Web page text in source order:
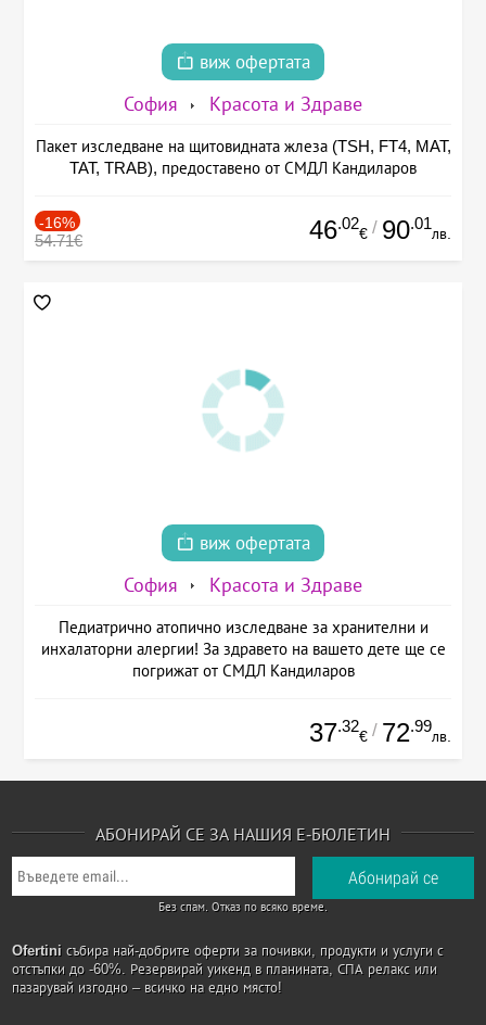
виж офертата
София Красота и Здраве
Пакет изследване на щитовидната жлеза (TSH, FT4, MAT,
TAT, TRAB), предоставено от СМДЛ Кандиларов
-16%
54.71€ 46.02
€ / 90.01
лв.
виж офертата
София Красота и Здраве
Педиатрично атопично изследване за хранителни и
инхалаторни алергии! За здравето на вашето дете ще се
погрижат от СМДЛ Кандиларов
37.32
€ / 72.99
лв.
АБОНИРАЙ СЕ ЗА НАШИЯ Е-БЮЛЕТИН
Без спам. Отказ по всяко време.
Ofertini събира най-добрите оферти за почивки, продукти и услуги с
отстъпки до -60%. Резервирай уикенд в планината, СПА релакс или
пазарувай изгодно – всичко на едно място!